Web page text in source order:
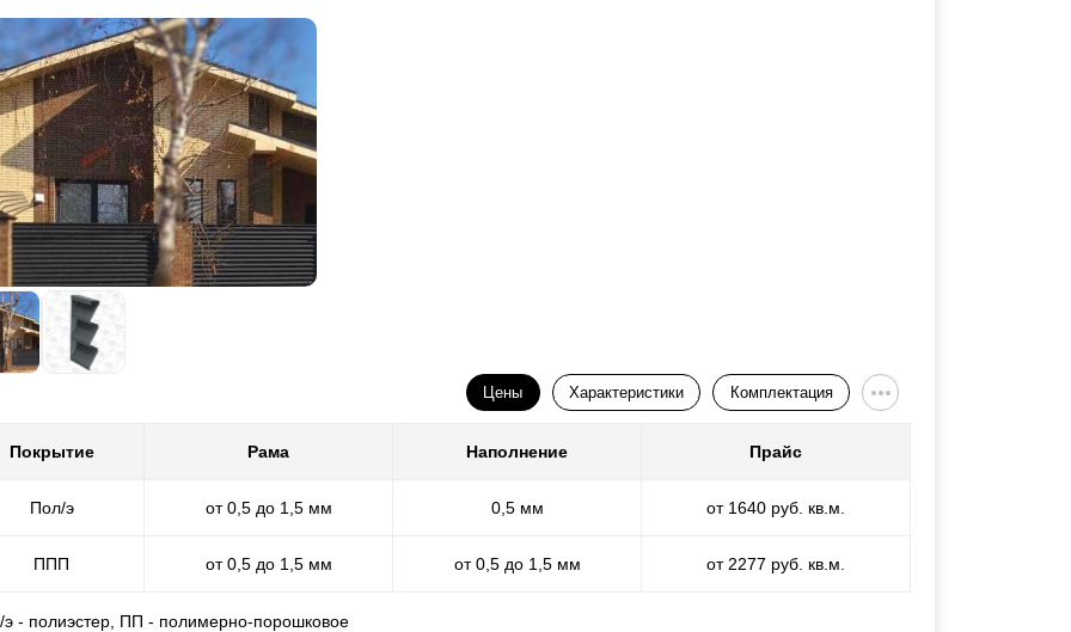
Цены Характеристики Комплектация
Покрытие Рама Наполнение Прайс
Пол/э от 0,5 до 1,5 мм 0,5 мм от 1640 руб. кв.м.
ППП от 0,5 до 1,5 мм от 0,5 до 1,5 мм от 2277 руб. кв.м.
- полиэстер, ПП - полимерно-порошковое